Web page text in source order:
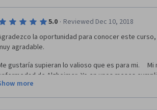
5.0 · Reviewed Dec 10, 2018
la oportunidad para conocer este
agradable.
gustaría supieran lo valioso que es para mi.
de Alzheimer  Yo en unos meses
síntomas esporádicamente (1 o 2 al año y
semanas fueron difíciles por que olvide
more